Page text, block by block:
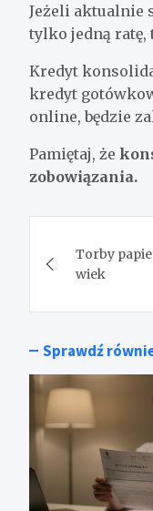
Jeżeli aktualnie
tylko jedną ratę,
Kredyt
kredyt
online, będzie
Pamiętaj, że
zobowiązania.
wpisu
Torby
wiek
Sprawdź